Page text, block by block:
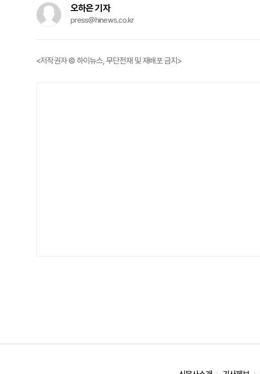
오하은 기자
press@hinews.co.kr
<저작권자 © 하이뉴스, 무단전재 및 재배포 금지>